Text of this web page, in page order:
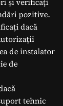
pozitive.
dacă
de instalator
de
tehnic